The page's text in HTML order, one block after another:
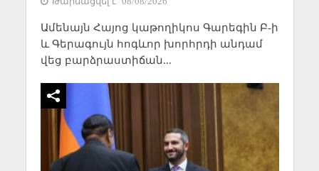
Ամենայն Հայոց կաթողիկոս Գարեգին Բ-ի
և Գերագույն հոգևոր խորհրդի անդամ
վեց բարձրաստիճան...